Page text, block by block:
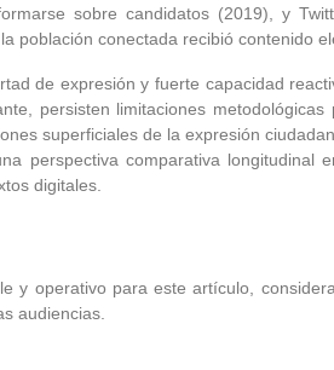
sobre candidatos (2019), y
población conectada recibió contenido
de expresión y fuerte capacidad
persisten limitaciones
superficiales de la expresión
perspectiva comparativa longitudinal
digitales.
y operativo para este artículo,
audiencias.